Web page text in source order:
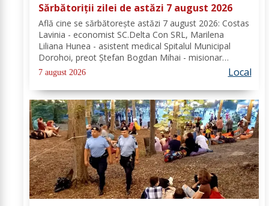
Sărbătoriții zilei de astăzi 7 august 2026
Află cine se sărbătoreşte astăzi 7 august 2026: Costas
Lavinia - economist SC.Delta Con SRL, Marilena
Liliana Hunea - asistent medical Spitalul Municipal
Dorohoi, preot Ștefan Bogdan Mihai - misionar
protopopesc Protopopiatul Dorohoi, Marcela Simona
Vieru - profesor Grup Școlar Alexandru Vlahuță...
7 august 2026 Local